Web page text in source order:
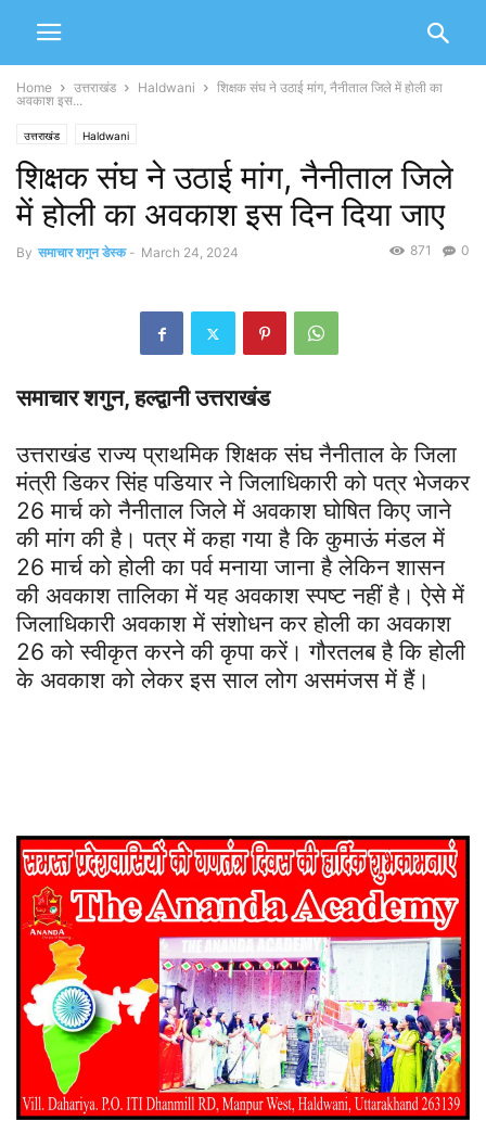
Home उत्तराखंड Haldwani
शिक्षक संघ ने उठाई मांग, नैनीताल जिले में होली का
अवकाश इस...
उत्तराखंड Haldwani
शिक्षक संघ ने उठाई मांग, नैनीताल जिले
में होली का अवकाश इस दिन दिया जाए
By समाचार शगुन डेस्क - March 24, 2024 0
871
समाचार शगुन, हल्द्वानी उत्तराखंड
उत्तराखंड राज्य प्राथमिक शिक्षक संघ नैनीताल के जिला
मंत्री डिकर सिंह पडियार ने जिलाधिकारी को पत्र भेजकर
26 मार्च को नैनीताल जिले में अवकाश घोषित किए जाने
की मांग की है। पत्र में कहा गया है कि कुमाऊं मंडल में
26 मार्च को होली का पर्व मनाया जाना है लेकिन शासन
की अवकाश तालिका में यह अवकाश स्पष्ट नहीं है। ऐसे में
जिलाधिकारी अवकाश में संशोधन कर होली का अवकाश
26 को स्वीकृत करने की कृपा करें। गौरतलब है कि होली
के अवकाश को लेकर इस साल‌ लोग असमंजस में हैं।